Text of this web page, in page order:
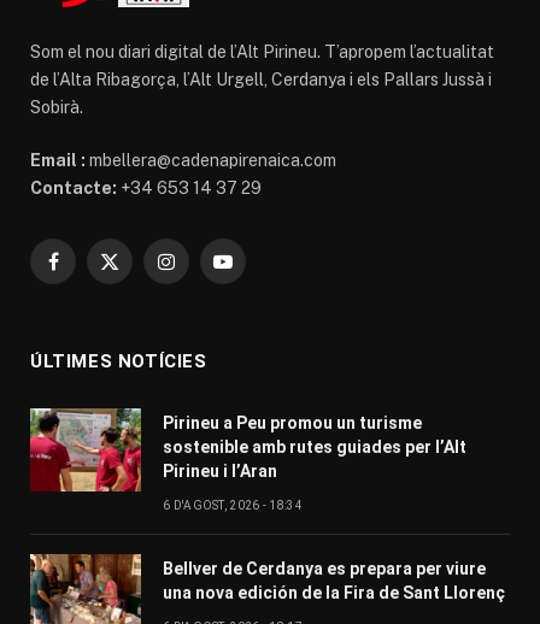
Som el nou diari digital de l’Alt Pirineu. T’apropem l’actualitat
de l’Alta Ribagorça, l’Alt Urgell, Cerdanya i els Pallars Jussà i
Sobirà.
Email : mbellera@cadenapirenaica.com
Contacte: +34 653 14 37 29
Facebook
X
InstagramYouTube
ÚLTIMES NOTÍCIES
Pirineu a Peu promou un turisme
sostenible amb rutes guiades per l’Alt
Pirineu i l’Aran
6 D'AGOST, 2026 - 18:34
Bellver de Cerdanya es prepara per viure
una nova edición de la Fira de Sant Llorenç